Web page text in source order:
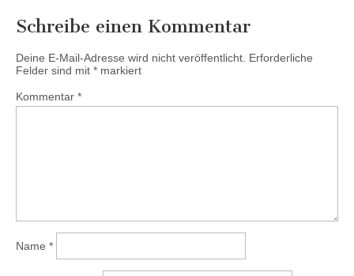
Schreibe einen Kommentar
Deine E-Mail-Adresse wird nicht veröffentlicht. Erforderliche
Felder sind mit * markiert
Kommentar *
Name *